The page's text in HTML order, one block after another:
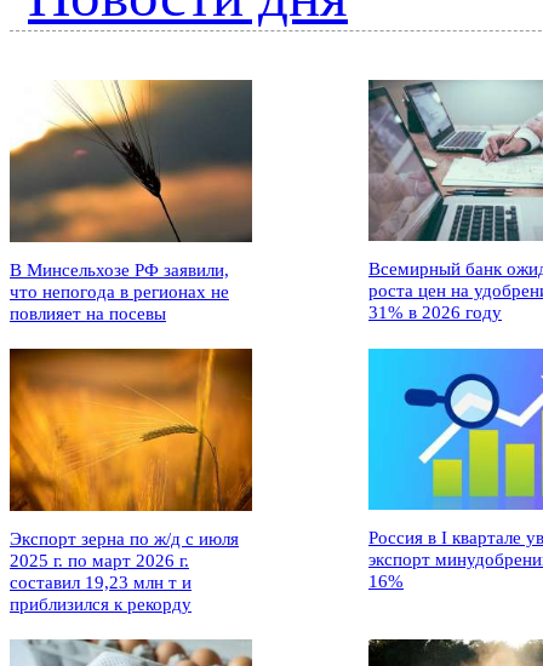
В Минсельхозе РФ заявили,
что непогода в регионах не
повлияет на посевы
Всемирный банк
роста цен на
31% в 2026 году
Экспорт зерна по ж/д с июля
2025 г. по март 2026 г.
составил 19,23 млн т и
приблизился к рекорду
Россия в I квартале
экспорт
16%